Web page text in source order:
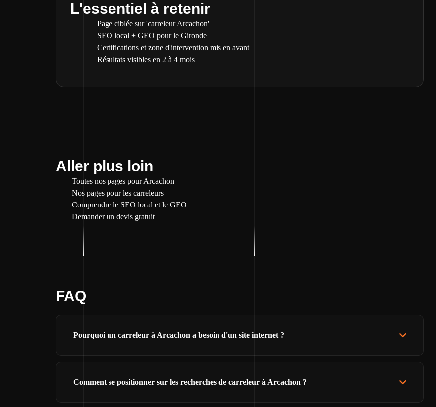
L'essentiel à retenir
Page ciblée sur 'carreleur Arcachon'
SEO local + GEO pour le Gironde
Certifications et zone d'intervention mis en avant
Résultats visibles en 2 à 4 mois
Aller plus loin
Toutes nos pages pour Arcachon
Nos pages pour les carreleurs
Comprendre le SEO local et le GEO
Demander un devis gratuit
FAQ
Pourquoi un carreleur à Arcachon a besoin d'un site internet ?
Comment se positionner sur les recherches de carreleur à Arcachon ?